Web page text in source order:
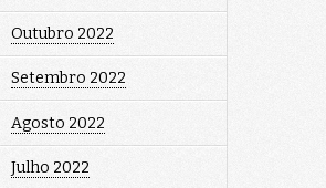
Outubro 2022
Setembro 2022
Agosto 2022
Julho 2022